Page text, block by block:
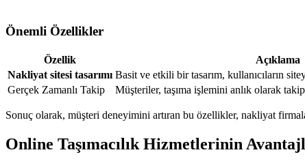
Önemli Özellikler
Özellik
Açıklama
Nakliyat sitesi tasarımı Basit ve etkili bir tasarım, kullanıcıların
Gerçek Zamanlı Takip
Müşteriler, taşıma işlemini anlık olarak
Sonuç olarak, müşteri deneyimini artıran bu özellikler, nakliyat
Online Taşımacılık Hizmetlerinin